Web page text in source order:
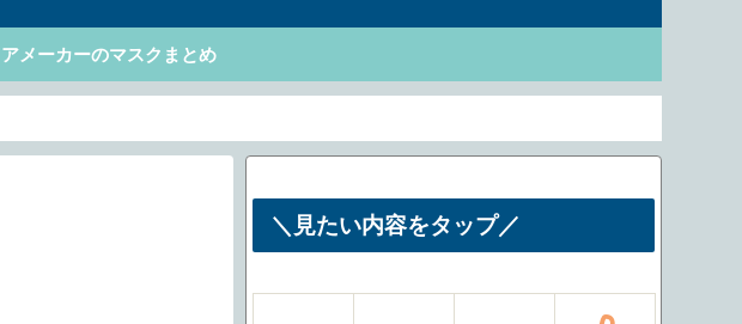
メーカーのマスクまとめ
＼見たい内容をタップ／